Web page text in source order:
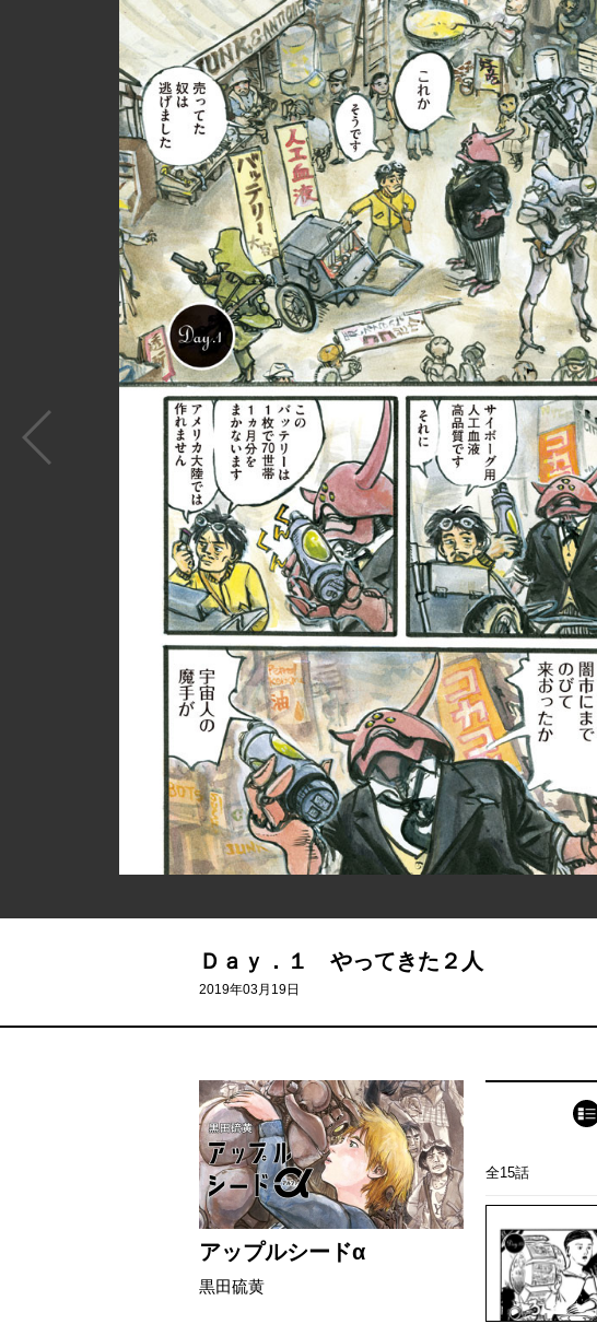
Ｄａｙ．１ やってきた２人
2019年03月19日
アップルシードα
黒田硫黄
全15話